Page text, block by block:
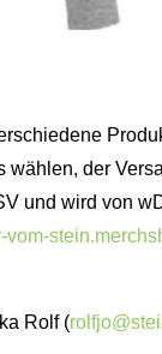
der
und wird von
vom-
Rolf (